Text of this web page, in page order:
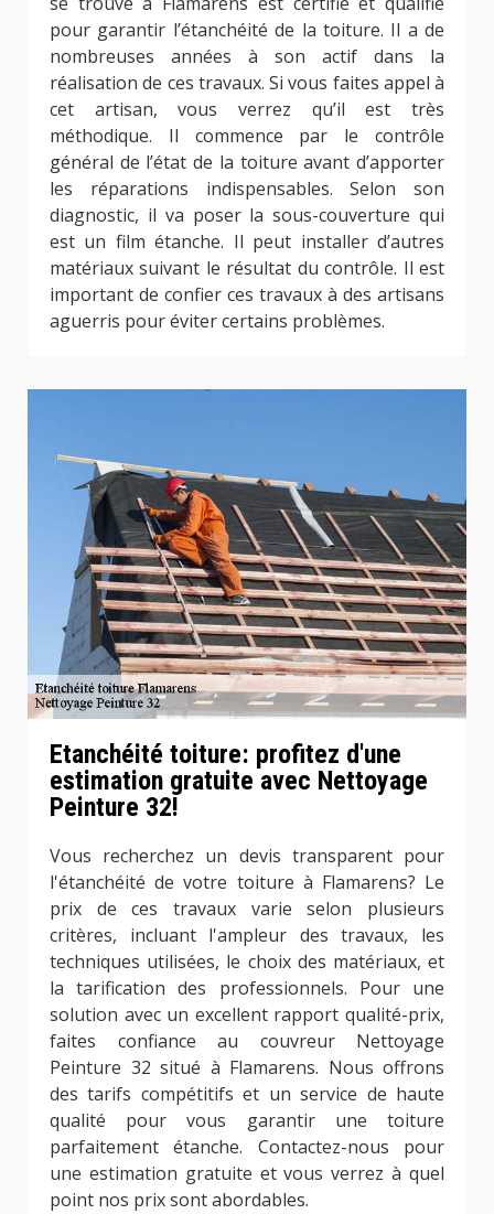
pour garantir l’étanchéité de la toiture. Il a de
nombreuses années à son actif dans la
réalisation de ces travaux. Si vous faites appel à
cet artisan, vous verrez qu’il est très
méthodique. Il commence par le contrôle
général de l’état de la toiture avant d’apporter
les réparations indispensables. Selon son
diagnostic, il va poser la sous-couverture qui
est un film étanche. Il peut installer d’autres
matériaux suivant le résultat du contrôle. Il est
important de confier ces travaux à des artisans
aguerris pour éviter certains problèmes.
Etanchéité toiture: profitez d'une
estimation gratuite avec Nettoyage
Peinture 32!
Vous recherchez un devis transparent pour
l'étanchéité de votre toiture à Flamarens? Le
prix de ces travaux varie selon plusieurs
critères, incluant l'ampleur des travaux, les
techniques utilisées, le choix des matériaux, et
la tarification des professionnels. Pour une
solution avec un excellent rapport qualité-prix,
faites confiance au couvreur Nettoyage
Peinture 32 situé à Flamarens. Nous offrons
des tarifs compétitifs et un service de haute
qualité pour vous garantir une toiture
parfaitement étanche. Contactez-nous pour
une estimation gratuite et vous verrez à quel
point nos prix sont abordables.